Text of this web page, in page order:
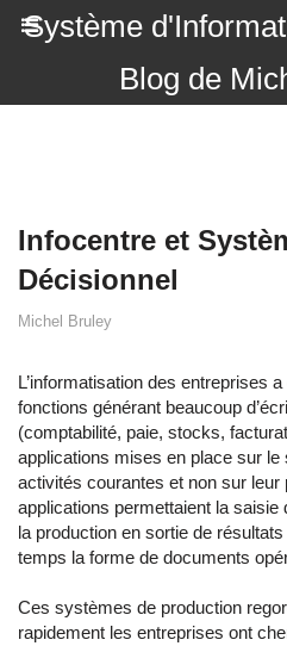
Système
Blog de
Infocentre et
Décisionnel
Michel Bruley
L’informatisation des entreprises
fonctions générant beaucoup
(comptabilité, paie, stocks,
applications mises en place sur le
activités courantes et non sur leur
applications permettaient la saisie
la production en sortie de
temps la forme de documents
Ces systèmes de production
rapidement les entreprises ont